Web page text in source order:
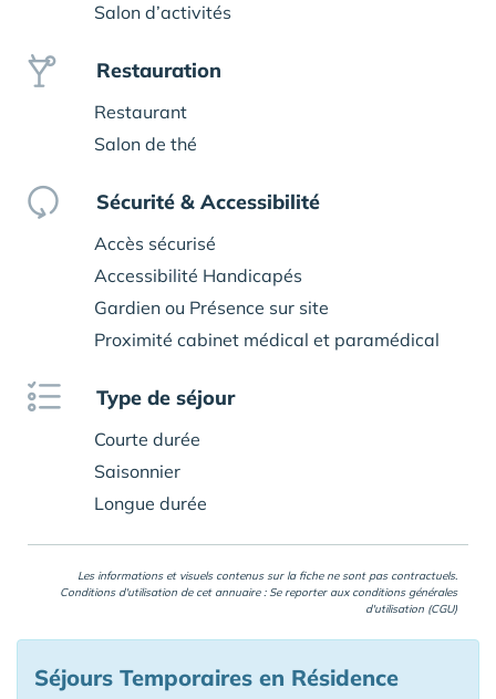
Salon d’activités
Restauration
Restaurant
Salon de thé
Sécurité & Accessibilité
Accès sécurisé
Accessibilité Handicapés
Gardien ou Présence sur site
Proximité cabinet médical et paramédical
Type de séjour
Courte durée
Saisonnier
Longue durée
Les informations et visuels contenus sur la fiche ne sont pas contractuels.
Conditions d'utilisation de cet annuaire : Se reporter aux conditions générales
d'utilisation (CGU)
Séjours Temporaires en Résidence